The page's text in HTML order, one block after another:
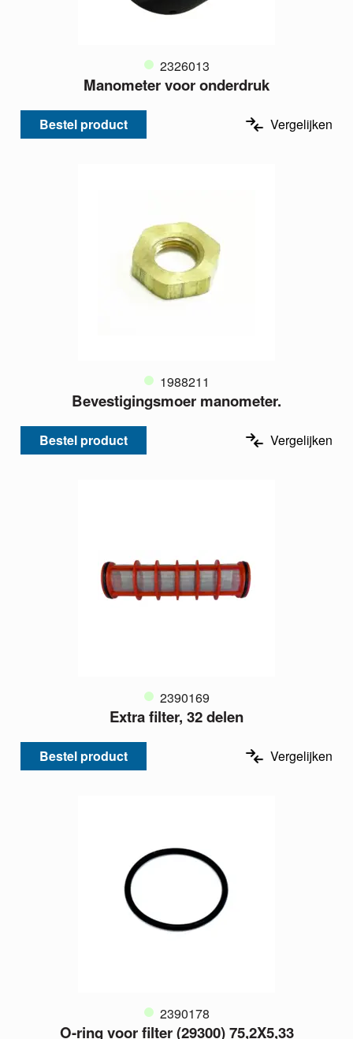
2326013
Manometer voor onderdruk
Bestel product Vergelijken
1988211
Bevestigingsmoer manometer.
Bestel product Vergelijken
2390169
Extra filter, 32 delen
Bestel product Vergelijken
2390178
O-ring voor filter (29300) 75,2X5,33